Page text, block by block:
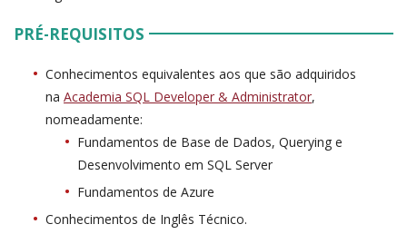
PRÉ-REQUISITOS
Conhecimentos equivalentes aos que são adquiridos
na Academia SQL Developer & Administrator,
nomeadamente:
Fundamentos de Base de Dados, Querying e
Desenvolvimento em SQL Server
Fundamentos de Azure
Conhecimentos de Inglês Técnico.